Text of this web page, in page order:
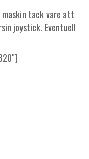
tack vare att
joystick. Eventuell